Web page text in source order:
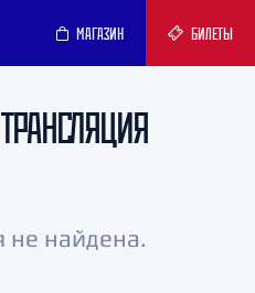
МАГАЗИН БИЛЕТЫ
не найдена.